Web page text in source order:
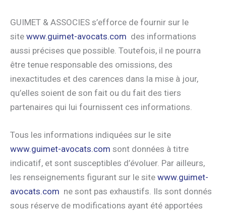
GUIMET & ASSOCIES s’efforce de fournir sur le
site www.guimet-avocats.com des informations
aussi précises que possible. Toutefois, il ne pourra
être tenue responsable des omissions, des
inexactitudes et des carences dans la mise à jour,
qu’elles soient de son fait ou du fait des tiers
partenaires qui lui fournissent ces informations.
Tous les informations indiquées sur le site
www.guimet-avocats.com sont données à titre
indicatif, et sont susceptibles d’évoluer. Par ailleurs,
les renseignements figurant sur le site www.guimet-
avocats.com ne sont pas exhaustifs. Ils sont donnés
sous réserve de modifications ayant été apportées